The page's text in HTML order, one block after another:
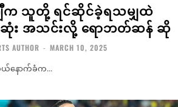
က သူတို့ ရင်ဆိုင်ခဲ့ရသမျှထဲ
ဆုံး အသင်းလို့ ရောဘတ်ဆန် ဆို
AUTHOR - MARCH 10, 2025
နောက်ခံက...